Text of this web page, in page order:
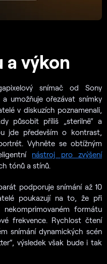
a výkon
snímač od Sony
umožňuje ořezávat snímky
v diskuzích poznamenali,
působit příliš „sterilně“ a
jde především o kontrast,
Vyhněte se obtížným
nástroj pro zvýšení
tónů a stínů.
podporuje snímání až 10
poukazují na to, že při
formátu
frekvence. Rychlost čtení
snímání dynamických scén
výsledek však bude i tak